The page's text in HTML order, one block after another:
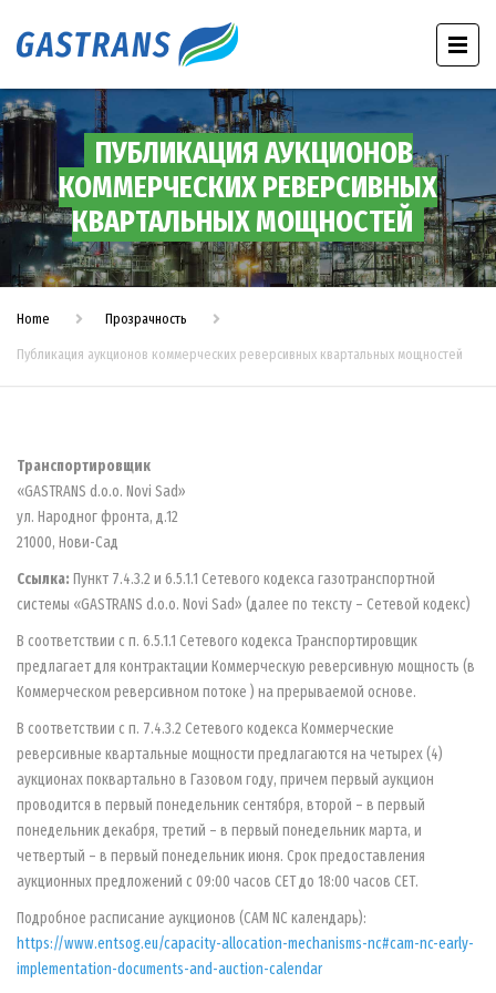
ПУБЛИКАЦИЯ АУКЦИОНОВ
КОММЕРЧЕСКИХ РЕВЕРСИВНЫХ
КВАРТАЛЬНЫХ МОЩНОСТЕЙ
Home Прозрачность
Публикация аукционов коммерческих реверсивных квартальных мощностей
Транспортировщик
«GASTRANS d.o.o. Novi Sad»
ул. Народног фронта, д.12
21000, Нови-Сад
Ссылка: Пункт 7.4.3.2 и 6.5.1.1 Сетевого кодекса газотранспортной
системы «GASTRANS d.o.o. Novi Sad» (далее по тексту – Сетевой кодекс)
В соответствии с п. 6.5.1.1 Сетевого кодекса Транспортировщик
предлагает для контрактации Коммерческую реверсивную мощность (в
Коммерческом реверсивном потоке ) на прерываемой основе.
В соответствии с п. 7.4.3.2 Сетевого кодекса Коммерческие
реверсивные квартальные мощности предлагаются на четырех (4)
аукционах поквартально в Газовом году, причем первый аукцион
проводится в первый понедельник сентября, второй – в первый
понедельник декабря, третий – в первый понедельник марта, и
четвертый – в первый понедельник июня. Срок предоставления
аукционных предложений с 09:00 часов СЕТ до 18:00 часов СЕТ.
Подробное расписание аукционов (CAM NC календарь):
https://www.entsog.eu/capacity-allocation-mechanisms-nc#cam-nc-early-
implementation-documents-and-auction-calendar